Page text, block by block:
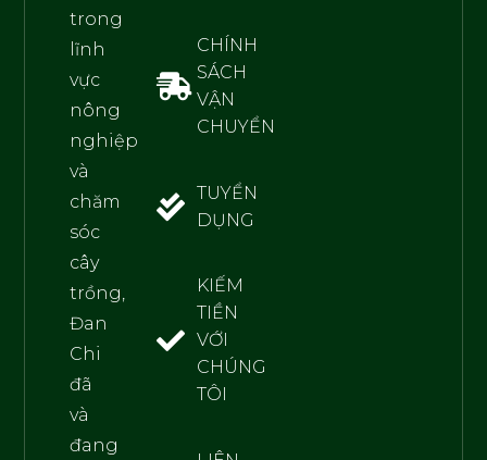
trong
lĩnh
vực
nông
nghiệp
và
chăm
sóc
cây
trồng,
Đan
Chi
đã
và
đang
CHÍNH
SÁCH
VẬN
CHUYỂN
TUYỂN
DỤNG
KIẾM
TIỀN
VỚI
CHÚNG
TÔI